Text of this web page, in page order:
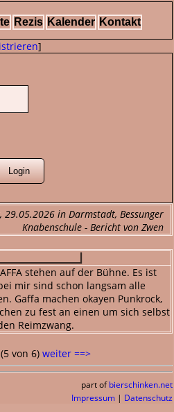
Rezis Kalender Kontakt
]
29.05.2026 in Darmstadt, Bessunger
Knabenschule - Bericht von Zwen
stehen auf der Bühne. Es ist
mir sind schon langsam alle
Gaffa machen okayen Punkrock,
zu fest an einen um sich selbst
Reimzwang.
von 6) weiter ==>
part of bierschinken.net
Impressum | Datenschutz